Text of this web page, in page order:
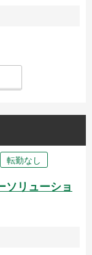
転勤なし
ソリューショ